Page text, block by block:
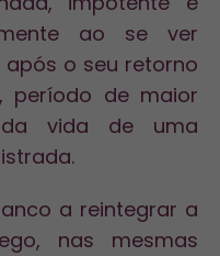
ao se ver
o seu retorno
período de maior
da vida de uma
a reintegrar a
nas mesmas